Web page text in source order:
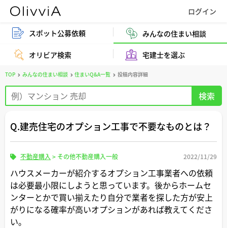
スポット公募依頼 みんなの住まい相談
オリビア検索 宅建士を選ぶ
TOP みんなの住まい相談 住まいQ&A一覧 投稿内容詳細
Q.建売住宅のオプション工事で不要なものとは？
不動産購入 > その他不動産購入一般 2022/11/29
ハウスメーカーが紹介するオプション工事業者への依頼
は必要最小限にしようと思っています。後からホームセ
ンターとかで買い揃えたり自分で業者を探した方が安上
がりになる確率が高いオプションがあれば教えてくださ
い。